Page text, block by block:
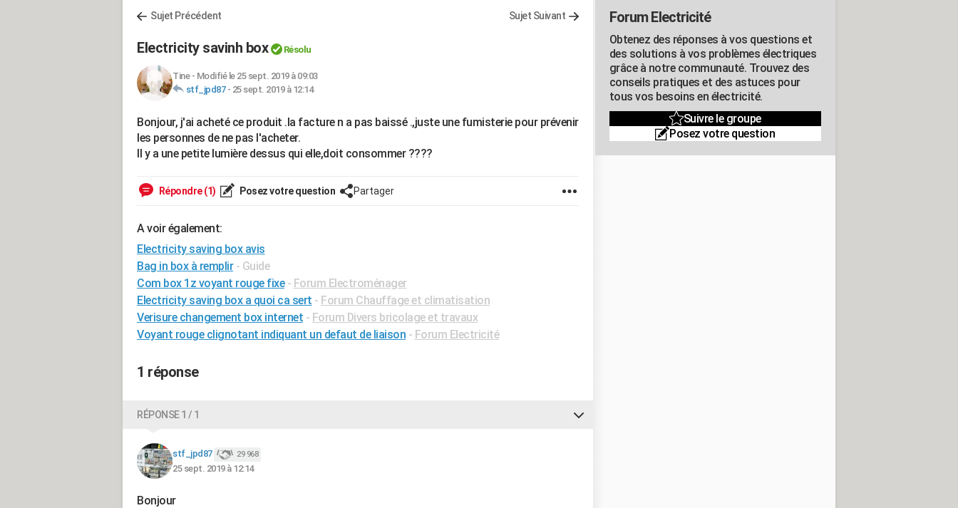
Sujet Précédent Sujet Suivant
Electricity savinh box Résolu
Tine- Modifié le 25 sept. 2019 à 09:03
stf_jpd87- 25 sept. 2019 à 12:14
Bonjour, j'ai acheté ce produit .la facture n a pas baissé .,juste une fumisterie pour prévenir
les personnes de ne pas l'acheter.
Il y a une petite lumière dessus qui elle,doit consommer ????
Répondre (1) Posez votre question Partager
A voir également:
Electricity saving box avis
Bag in box à remplir - Guide
Com box 1z voyant rouge fixe - Forum Electroménager
Electricity saving box a quoi ca sert - Forum Chauffage et climatisation
Verisure changement box internet - Forum Divers bricolage et travaux
Voyant rouge clignotant indiquant un defaut de liaison - Forum Electricité
1 réponse
RÉPONSE 1 / 1
stf_jpd87 29 968
25 sept. 2019 à 12:14
Bonjour
Forum Electricité
Obtenez des réponses à vos questions et
des solutions à vos problèmes électriques
grâce à notre communauté. Trouvez des
conseils pratiques et des astuces pour
tous vos besoins en électricité.
Suivre le groupe
Posez votre question